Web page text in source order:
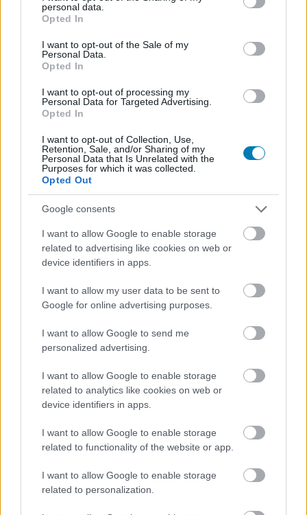
grant or deny consent to Google and its third-party tags to
use your data for below specified purposes in below Google
consent section.
personal data.
Opted In
I want to opt-out of the Sale of my
Personal Data.
Opted In
I want to opt-out of processing my
Personal Data for Targeted Advertising.
Opted In
I want to opt-out of Collection, Use,
Retention, Sale, and/or Sharing of my
Personal Data that Is Unrelated with the
Purposes for which it was collected.
Opted Out
Google consents
I want to allow Google to enable storage
related to advertising like cookies on web or
device identifiers in apps.
I want to allow my user data to be sent to
Google for online advertising purposes.
I want to allow Google to send me
personalized advertising.
I want to allow Google to enable storage
related to analytics like cookies on web or
device identifiers in apps.
I want to allow Google to enable storage
related to functionality of the website or app.
I want to allow Google to enable storage
related to personalization.
Tankparancsnok lett a
Robotzsaruból, az OCP pedig
Chavalier|2026 január 9. 16:39
Old Detroit hadszíntérré változik a World of
Tanks időszakos eseményében.
Unmute Loaded:
Alighogy véget ért az Ünnepi hadművelet, máris újabb
elfoglaltságot jelentett be a Wargaming a World of
Tanks tábora számára. Ezúttal az egyik legikonikusabb
nyolcvanas évekbeli sci-fi akciófilm univerzuma egyesül a
Robotzsaru veszi át az irányítást Old Detroit utcáin. A
január 15. és 29. között futó, limitált ideig elérhető
egy sötét, cyberpunk
hangulatú esemény keretében idézi meg Paul Verhoeven
klasszikusát, miközben bőven kínál gyűjthető jutalmakat
Ebben a két hétben a játékosok nemcsak tematikus
hanem ikonikus szereplőket is toborozhatnak
parancsnokként a RoboCop-univerzumból. A hűen